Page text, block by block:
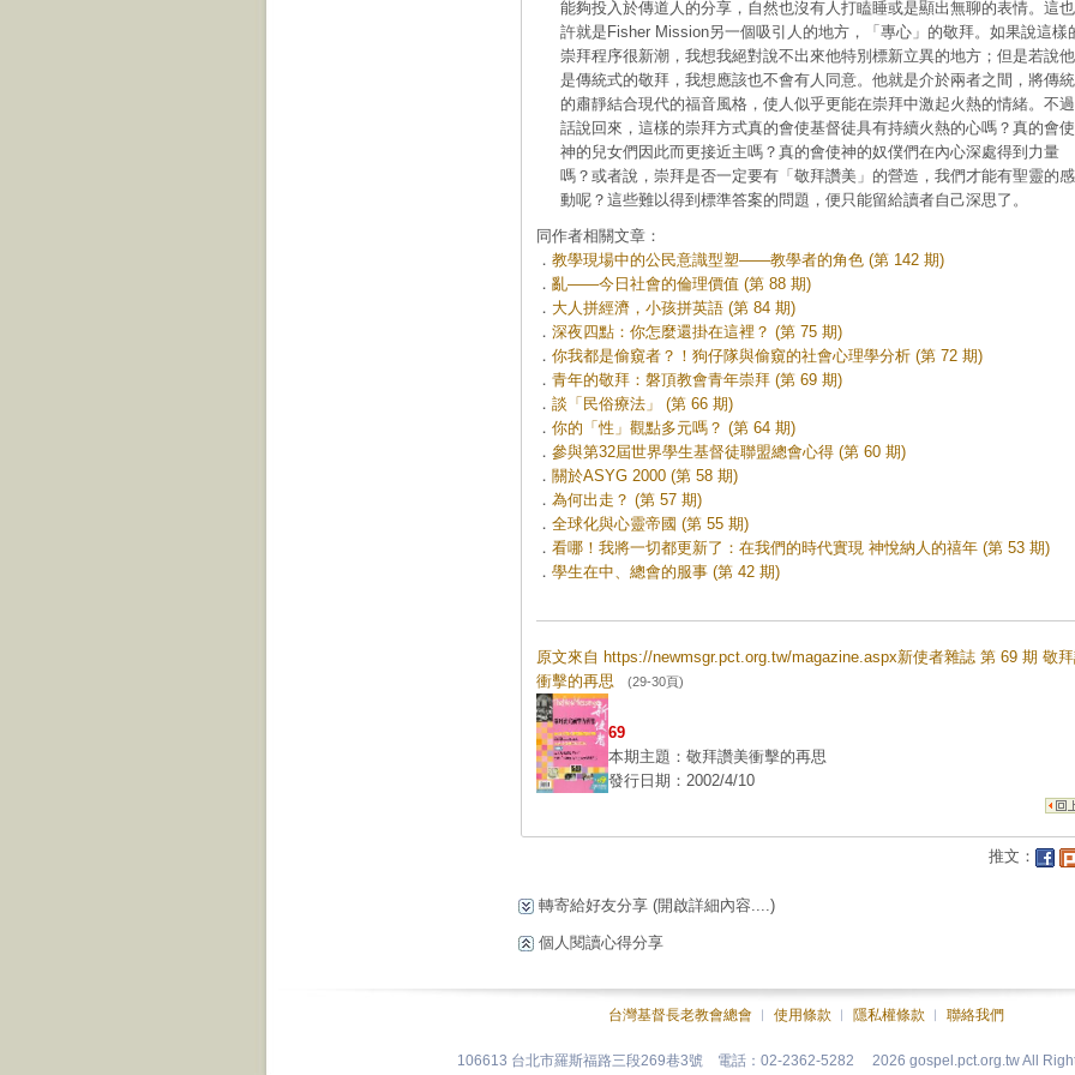
能夠投入於傳道人的分享，自然也沒有人打瞌睡或是顯出無聊的表情。這也
許就是Fisher Mission另一個吸引人的地方，「專心」的敬拜。如果說這樣
崇拜程序很新潮，我想我絕對說不出來他特別標新立異的地方；但是若說他
是傳統式的敬拜，我想應該也不會有人同意。他就是介於兩者之間，將傳統
的肅靜結合現代的福音風格，使人似乎更能在崇拜中激起火熱的情緒。不過
話說回來，這樣的崇拜方式真的會使基督徒具有持續火熱的心嗎？真的會使
神的兒女們因此而更接近主嗎？真的會使神的奴僕們在內心深處得到力量
嗎？或者說，崇拜是否一定要有「敬拜讚美」的營造，我們才能有聖靈的感
動呢？這些難以得到標準答案的問題，便只能留給讀者自己深思了。
同作者相關文章：
． 教學現場中的公民意識型塑——教學者的角色 (第 142 期)
． 亂——今日社會的倫理價值 (第 88 期)
． 大人拼經濟，小孩拼英語 (第 84 期)
． 深夜四點：你怎麼還掛在這裡？ (第 75 期)
． 你我都是偷窺者？！狗仔隊與偷窺的社會心理學分析 (第 72 期)
． 青年的敬拜：磐頂教會青年崇拜 (第 69 期)
． 談「民俗療法」 (第 66 期)
． 你的「性」觀點多元嗎？ (第 64 期)
． 參與第32屆世界學生基督徒聯盟總會心得 (第 60 期)
． 關於ASYG 2000 (第 58 期)
． 為何出走？ (第 57 期)
． 全球化與心靈帝國 (第 55 期)
． 看哪！我將一切都更新了：在我們的時代實現 神悅納人的禧年 (第 53 期)
． 學生在中、總會的服事 (第 42 期)
原文來自 https://newmsgr.pct.org.tw/magazine.aspx新使者雜誌 第 69 期 敬
衝擊的再思 (29-30頁)
69
本期主題：敬拜讚美衝擊的再思
發行日期：2002/4/10
推文：
轉寄給好友分享 (開啟詳細內容....)
個人閱讀心得分享
台灣基督長老教會總會 ︱ 使用條款 ︱ 隱私權條款 ︱ 聯絡我們
106613 台北市羅斯福路三段269巷3號 電話：02-2362-5282 2026 gospel.pct.org.tw All